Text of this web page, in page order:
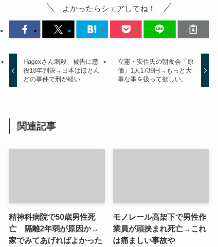
よかったらシェアしてね！
Hagexさん刺殺、被告に懲
役18年判決→日本はほとん
どの事件で刑が軽い
立憲・安住氏の朝食会「原
価」1人1739円→もっと大
事な事を扱って欲しい。
関連記事
精神科病院で50歳男性死
亡 隔離2年弱が原因か→
家でみてあげればよかった
モノレール高架下で男性作
業員が頭挟まれ死亡→これ
は痛ましい事故や